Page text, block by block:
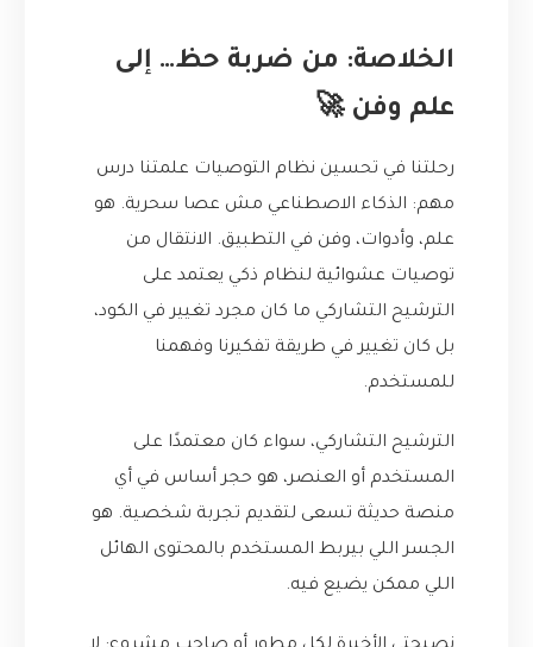
الخلاصة: من ضربة حظ… إلى
علم وفن 🚀
رحلتنا في تحسين نظام التوصيات علمتنا درس
مهم: الذكاء الاصطناعي مش عصا سحرية. هو
علم، وأدوات، وفن في التطبيق. الانتقال من
توصيات عشوائية لنظام ذكي يعتمد على
الترشيح التشاركي ما كان مجرد تغيير في الكود،
بل كان تغيير في طريقة تفكيرنا وفهمنا
للمستخدم.
الترشيح التشاركي، سواء كان معتمدًا على
المستخدم أو العنصر، هو حجر أساس في أي
منصة حديثة تسعى لتقديم تجربة شخصية. هو
الجسر اللي بيربط المستخدم بالمحتوى الهائل
اللي ممكن يضيع فيه.